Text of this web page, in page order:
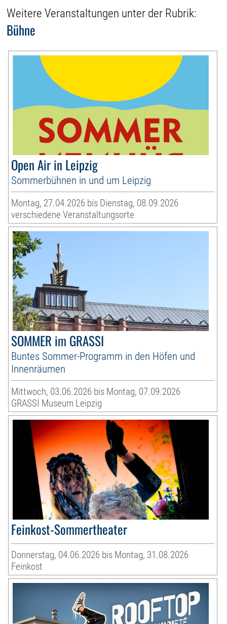
Weitere Veranstaltungen unter der Rubrik:
Bühne
Open Air in Leipzig
Sommerbühnen in und um Leipzig
Montag, 27.04.2026 bis Dienstag, 08.09.2026
verschiedene Veranstaltungsorte
SOMMER im GRASSI
Buntes Sommer-Programm in den Höfen und
Innenräumen
Mittwoch, 03.06.2026 bis Montag, 07.09.2026
GRASSI Museum Leipzig
Feinkost-Sommertheater
Donnerstag, 04.06.2026 bis Montag, 31.08.2026
Feinkost